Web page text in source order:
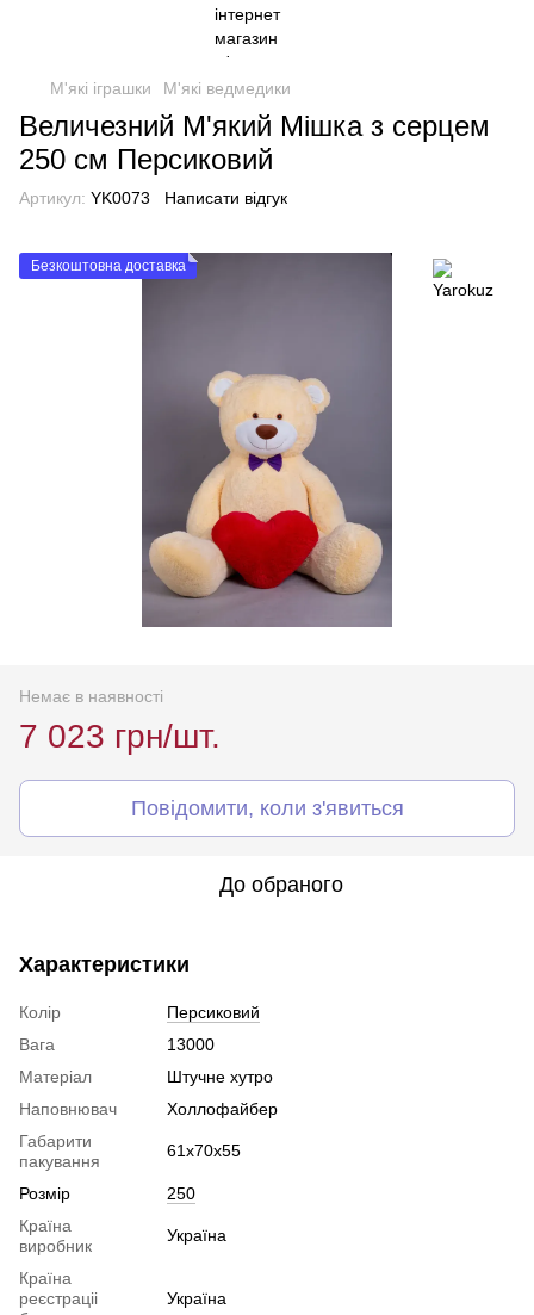
М'які іграшки М'які ведмедики
Величезний М'який Мішка з серцем
250 см Персиковий
Артикул: YK0073 Написати відгук
Безкоштовна доставка
Немає в наявності
7 023 грн/шт.
Повідомити, коли з'явиться
До обраного
Характеристики
Колір
Персиковий
Вага
13000
Матеріал
Штучне хутро
Наповнювач
Холлофайбер
Габарити
пакування
61х70х55
Розмір
250
Країна
виробник
Україна
Країна
реєстраціі
Україна